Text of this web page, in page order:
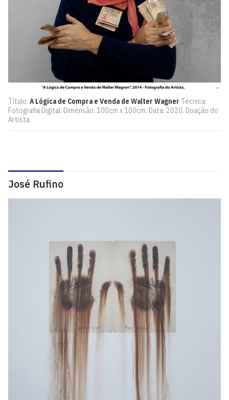
Título: A Lógica de Compra e Venda de Walter Wagner Técnica:
Fotografia Digital. Dimensão: 100cm x 100cm. Data: 2020. Doação do
Artista
José Rufino